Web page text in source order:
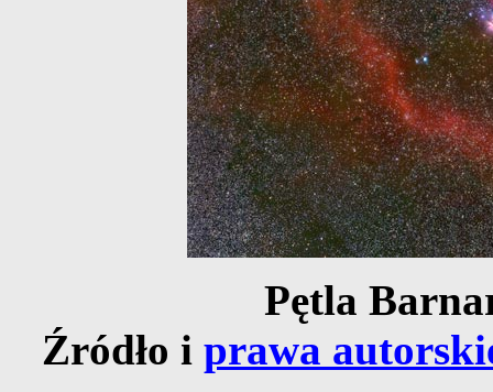
Pętla
Źródło i prawa